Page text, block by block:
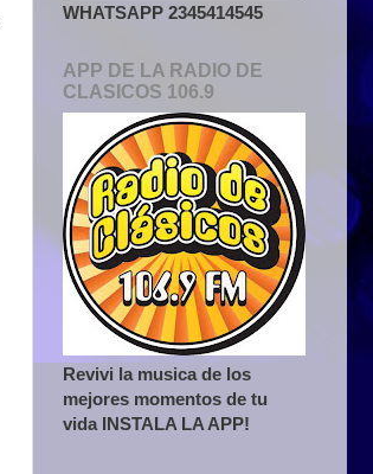
WHATSAPP 2345414545
APP DE LA RADIO DE
CLASICOS 106.9
Revivi la musica de los
mejores momentos de tu
vida INSTALA LA APP!